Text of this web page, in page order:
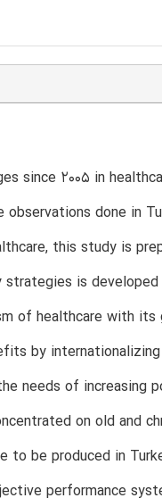
since 2005 in
done in
this study is
is
of healthcare with its
by
needs of increasing
on old and
to be produced in
performance